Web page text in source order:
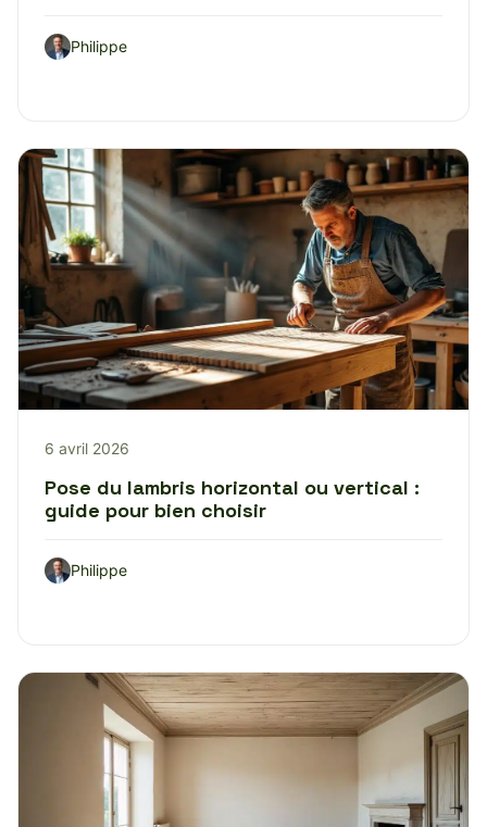
Philippe
6 avril 2026
Pose du lambris horizontal ou vertical :
guide pour bien choisir
Philippe